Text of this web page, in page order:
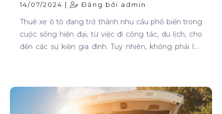
14/07/2024 | Đăng bởi admin
Thuê xe ô tô đang trở thành nhu cầu phổ biến trong
cuộc sống hiện đại, từ việc đi công tác, du lịch, cho
đến các sự kiện gia đình. Tuy nhiên, không phải lúc
cao điểm khi thuê xe ô tô và những lưu ý để thuê xe
một cách thông minh và tiết kiệm.